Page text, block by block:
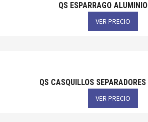
QS ESPARRAGO
VER PRECIO
QS CASQUILLOS
VER PRECIO